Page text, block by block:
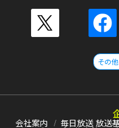
その
会社案内 毎日放送 放送